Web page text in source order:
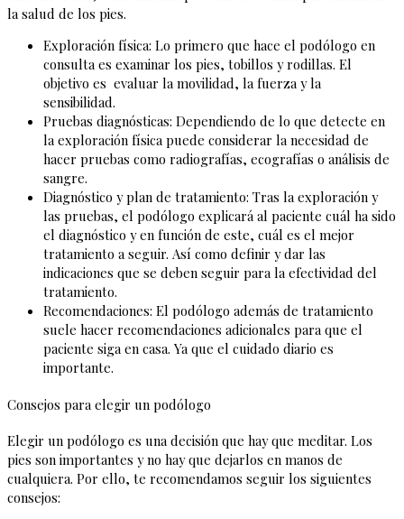
la salud de los pies.
Exploración física: Lo primero que hace el podólogo en
consulta es examinar los pies, tobillos y rodillas. El
objetivo es evaluar la movilidad, la fuerza y la
sensibilidad.
Pruebas diagnósticas: Dependiendo de lo que detecte en
la exploración física puede considerar la necesidad de
hacer pruebas como radiografías, ecografías o análisis de
sangre.
Diagnóstico y plan de tratamiento: Tras la exploración y
las pruebas, el podólogo explicará al paciente cuál ha sido
el diagnóstico y en función de este, cuál es el mejor
tratamiento a seguir. Así como definir y dar las
indicaciones que se deben seguir para la efectividad del
tratamiento.
Recomendaciones: El podólogo además de tratamiento
suele hacer recomendaciones adicionales para que el
paciente siga en casa. Ya que el cuidado diario es
importante.
Consejos para elegir un podólogo
Elegir un podólogo es una decisión que hay que meditar. Los
pies son importantes y no hay que dejarlos en manos de
cualquiera. Por ello, te recomendamos seguir los siguientes
consejos: